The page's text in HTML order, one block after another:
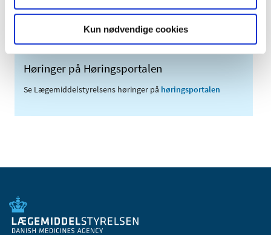
Kun nødvendige cookies
Høringer på Høringsportalen
Se Lægemiddelstyrelsens høringer på høringsportalen